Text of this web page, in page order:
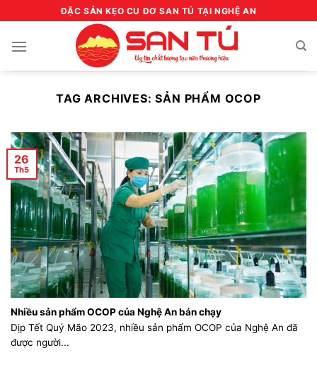
to
content
ĐẶC SẢN KẸO CU ĐƠ SAN TÚ TẠI NGHỆ AN
TAG ARCHIVES:SẢN PHẨM OCOP
Nhiều sản phẩm OCOP của Nghệ An bán chạy
Dịp Tết Quý Mão 2023, nhiều sản phẩm OCOP của Nghệ An đã
được người...
26
Th5